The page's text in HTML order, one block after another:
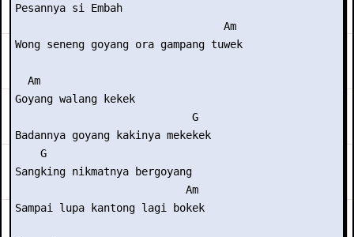
Pesannya si Embah
                                 Am
Wong seneng goyang ora gampang tuwek
  Am
Goyang walang kekek
                            G
Badannya goyang kakinya mekekek
    G
Sangking nikmatnya bergoyang
                           Am
Sampai lupa kantong lagi bokek